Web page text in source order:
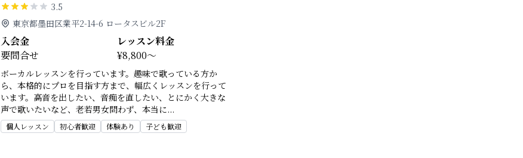
3.5
東京都墨田区業平2-14-6 ロータスビル2F
入会金
要問合せ
レッスン料金
¥8,800～
ボーカルレッスンを行っています。趣味で歌っている方か
ら、本格的にプロを目指す方まで、幅広くレッスンを行って
います。高音を出したい、音痴を直したい、とにかく大きな
声で歌いたいなど、老若男女問わず、本当に...
個人レッスン 初心者歓迎 体験あり 子ども歓迎